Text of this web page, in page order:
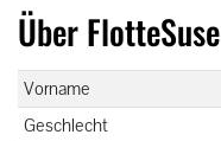
Über FlotteSuse
Vorname
Geschlecht